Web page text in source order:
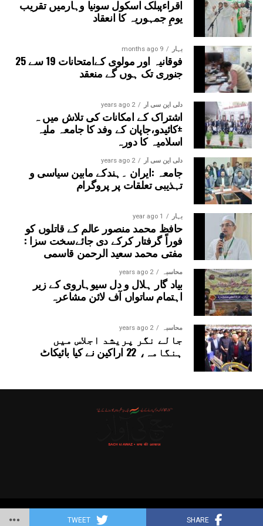
SHARE
TWEET
درآمد کرانے اور امتحانی نظام کو مزید شفاف بنانے کا مطالبہ
کیا۔آخر میں انہوں نے دعا کی کہ اللہ تعالیٰ حکمرانوں کو
صحیح فیصلے کرنے کی توفیق عطا فرمائے، ملک کے تعلیمی
نظام کو بدعنوانی سے پاک کرے اور نوجوان نسل کو محنت،
دیانت اور کردار کے راستے پر چلنے کی توفیق عطا فرمائے۔ آمین
یا رب العالمین۔
اقراءپبلک اسکول سونیا وہارمیں تقریب
یومِ جمہوریہ کا انعقاد
بہار 9 months ago
فوقانیہ اور مولوی کےامتحانات 19 سے 25
جنوری تک ہوں گے منعقد
دلی این سی آر 2 years ago
اشتراک کے امکانات کی تلاش میں ہ
±کائیدو،جاپان کے وفد کا جامعہ ملیہ
اسلامیہ کا دورہ
دلی این سی آر 2 years ago
جامعہ :ایران ۔ہندکے مابین سیاسی و
تہذیبی تعلقات پر پروگرام
بہار 1 year ago
حافظ محمد منصور عالم کے قاتلوں کو
فوراً گرفتار کرکے دی جائےسخت سزا :
مفتی محمد سعید الرحمن قاسمی
محاسبہ 2 years ago
بیاد گار ہلال و دل سیوہاروی کے زیر
اہتمام ساتواں آف لائن مشاعرہ
محاسبہ 2 years ago
جالے نگر پریشد اجلاس میں
ہنگامہ، 22 اراکین نے کیا بائیکاٹ
Copyright © 2025 Probitas News Network